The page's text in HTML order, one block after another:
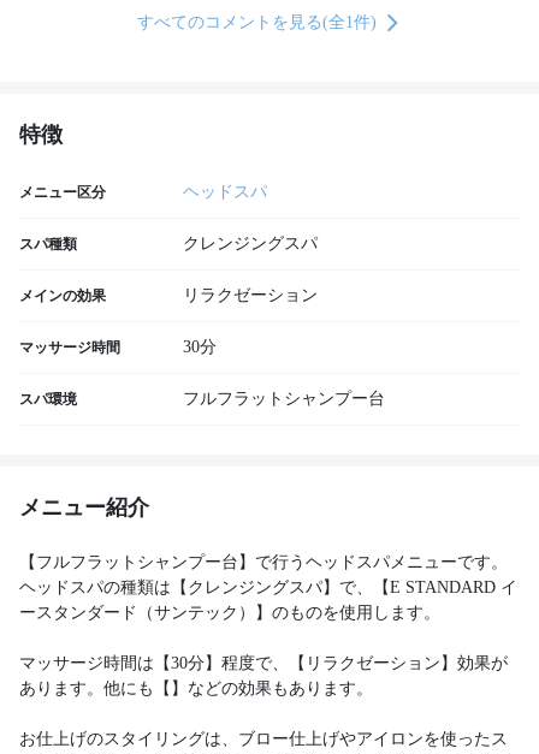
すべてのコメントを見る(全1件)
特徴
メニュー区分 ヘッドスパ
スパ種類 クレンジングスパ
メインの効果 リラクゼーション
マッサージ時間 30分
スパ環境 フルフラットシャンプー台
メニュー紹介
【フルフラットシャンプー台】で行うヘッドスパメニューです。
ヘッドスパの種類は【クレンジングスパ】で、【E STANDARD イ
ースタンダード（サンテック）】のものを使用します。
マッサージ時間は【30分】程度で、【リラクゼーション】効果が
あります。他にも【】などの効果もあります。
お仕上げのスタイリングは、ブロー仕上げやアイロンを使ったス